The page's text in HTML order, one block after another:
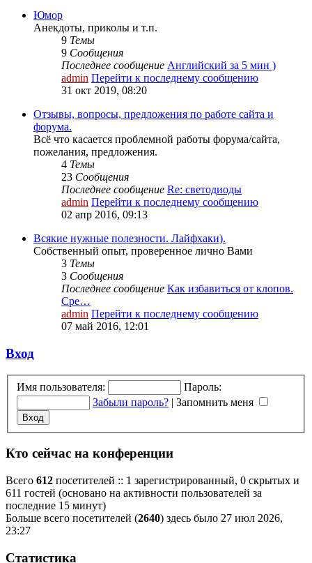
Юмор
Анекдоты, приколы и т.п.
9 Темы
9 Сообщения
Последнее сообщение Английский за 5 мин )
admin Перейти к последнему сообщению
31 окт 2019, 08:20
Отзывы, вопросы, предложения по работе сайта и
форума.
Всё что касается проблемной работы форума/сайта,
пожелания, предложения.
4 Темы
23 Сообщения
Последнее сообщение Re: светодиоды
admin Перейти к последнему сообщению
02 апр 2016, 09:13
Всякие нужные полезности. Лайфхаки).
Собственный опыт, проверенное лично Вами
3 Темы
3 Сообщения
Последнее сообщение Как избавиться от клопов.
Сре…
admin Перейти к последнему сообщению
07 май 2016, 12:01
Вход
Имя пользователя:
Пароль:
Забыли пароль? | Запомнить меня
Кто сейчас на конференции
Всего 612 посетителей :: 1 зарегистрированный, 0 скрытых и
611 гостей (основано на активности пользователей за
последние 15 минут)
Больше всего посетителей (2640) здесь было 27 июл 2026,
23:27
Статистика